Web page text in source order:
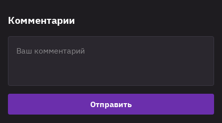
Комментарии
Отправить